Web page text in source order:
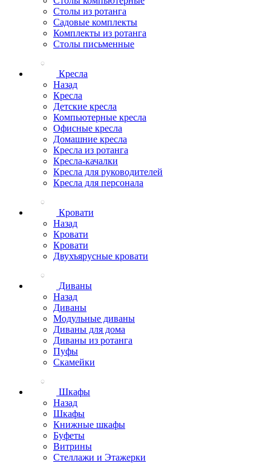
Столы из ротанга
Садовые комплекты
Комплекты из ротанга
Столы письменные
Кресла
Назад
Кресла
Детские кресла
Компьютерные кресла
Офисные кресла
Домашние кресла
Кресла из ротанга
Кресла-качалки
Кресла для руководителей
Кресла для персонала
Кровати
Назад
Кровати
Кровати
Двухъярусные кровати
Диваны
Назад
Диваны
Модульные диваны
Диваны для дома
Диваны из ротанга
Пуфы
Скамейки
Шкафы
Назад
Шкафы
Книжные шкафы
Буфеты
Витрины
Стеллажи и Этажерки